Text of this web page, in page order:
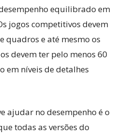
equilibrado em
jogos competitivos devem
quadros e até mesmo os
devem ter pelo menos 60
em níveis de detalhes
ajudar no desempenho é o
todas as versões do